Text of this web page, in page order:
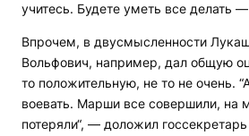
учитесь. Будете уметь все делать —
Впрочем, в двусмысленности
Вольфович, например, дал общую
то положительную, не то не очень.
воевать. Марши все совершили, на
потеряли“, — доложил